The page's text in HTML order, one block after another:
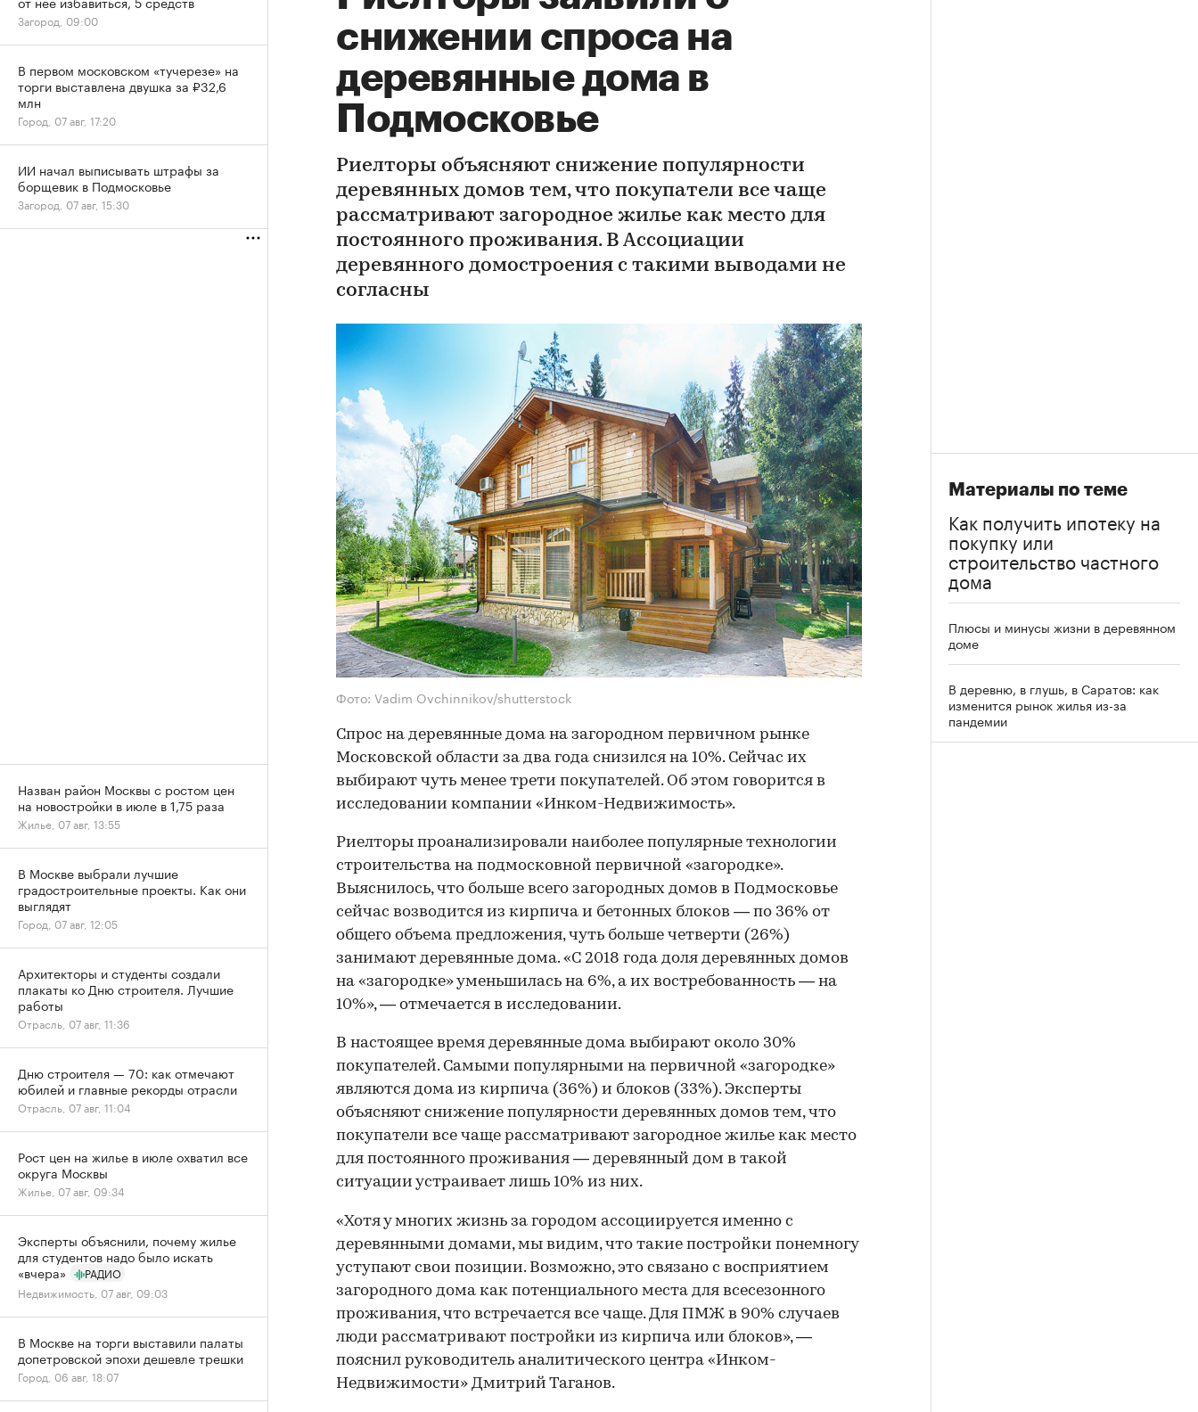
снижении спроса на
деревянные дома в
Подмосковье
Риелторы объясняют снижение популярности
деревянных домов тем, что покупатели все чаще
рассматривают загородное жилье как место для
постоянного проживания. В Ассоциации
деревянного домостроения с такими выводами не
согласны
Фото: Vadim Ovchinnikov/shutterstock
Спрос на деревянные дома на загородном первичном рынке
Московской области за два года снизился на 10%. Сейчас их
выбирают чуть менее трети покупателей. Об этом говорится в
исследовании компании «Инком-Недвижимость».
Риелторы проанализировали наиболее популярные технологии
строительства на подмосковной первичной «загородке».
Выяснилось, что больше всего загородных домов в Подмосковье
сейчас возводится из кирпича и бетонных блоков — по 36% от
общего объема предложения, чуть больше четверти (26%)
занимают деревянные дома. «С 2018 года доля деревянных домов
на «загородке» уменьшилась на 6%, а их востребованность — на
10%», — отмечается в исследовании.
В настоящее время деревянные дома выбирают около 30%
покупателей. Самыми популярными на первичной «загородке»
являются дома из кирпича (36%) и блоков (33%). Эксперты
объясняют снижение популярности деревянных домов тем, что
покупатели все чаще рассматривают загородное жилье как место
для постоянного проживания — деревянный дом в такой
ситуации устраивает лишь 10% из них.
«Хотя у многих жизнь за городом ассоциируется именно с
деревянными домами, мы видим, что такие постройки понемногу
уступают свои позиции. Возможно, это связано с восприятием
загородного дома как потенциального места для всесезонного
проживания, что встречается все чаще. Для ПМЖ в 90% случаев
люди рассматривают постройки из кирпича или блоков», —
пояснил руководитель аналитического центра «Инком-
Недвижимости» Дмитрий Таганов.
Материалы по теме
Как получить ипотеку на
покупку или
строительство частного
дома
Плюсы и минусы жизни в деревянном
доме
В деревню, в глушь, в Саратов: как
изменится рынок жилья из-за
пандемии
Загород, 09:00
В первом московском «тучерезе» на
торги выставлена двушка за ₽32,6
млн
Город, 07 авг, 17:20
ИИ начал выписывать штрафы за
борщевик в Подмосковье
Загород, 07 авг, 15:30
Назван район Москвы с ростом цен
на новостройки в июле в 1,75 раза
Жилье, 07 авг, 13:55
В Москве выбрали лучшие
градостроительные проекты. Как они
выглядят
Город, 07 авг, 12:05
Архитекторы и студенты создали
плакаты ко Дню строителя. Лучшие
работы
Отрасль, 07 авг, 11:36
Дню строителя — 70: как отмечают
юбилей и главные рекорды отрасли
Отрасль, 07 авг, 11:04
Рост цен на жилье в июле охватил все
округа Москвы
Жилье, 07 авг, 09:34
Эксперты объяснили, почему жилье
для студентов надо было искать
«вчера»
РАДИО
Недвижимость, 07 авг, 09:03
В Москве на торги выставили палаты
допетровской эпохи дешевле трешки
Город, 06 авг, 18:07